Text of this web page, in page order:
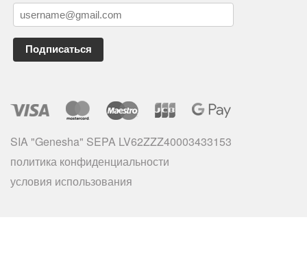
Подписаться
SIA "Genesha" SEPA LV62ZZZ40003433153
политика конфиденциальности
условия использования